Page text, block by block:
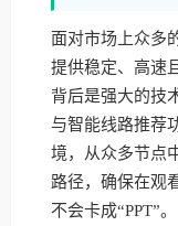
面对市场上众多
提供稳定、高速
背后是强大的技
与智能线路推荐
境，从众多节点
路径，确保在观
不会卡成“PPT”。